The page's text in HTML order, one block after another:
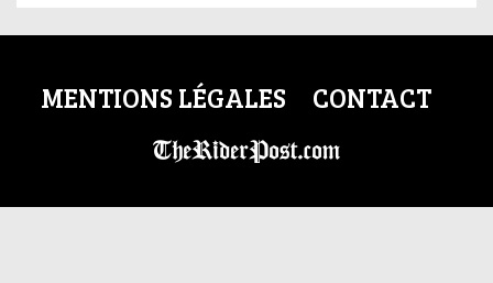
MENTIONS LÉGALES CONTACT